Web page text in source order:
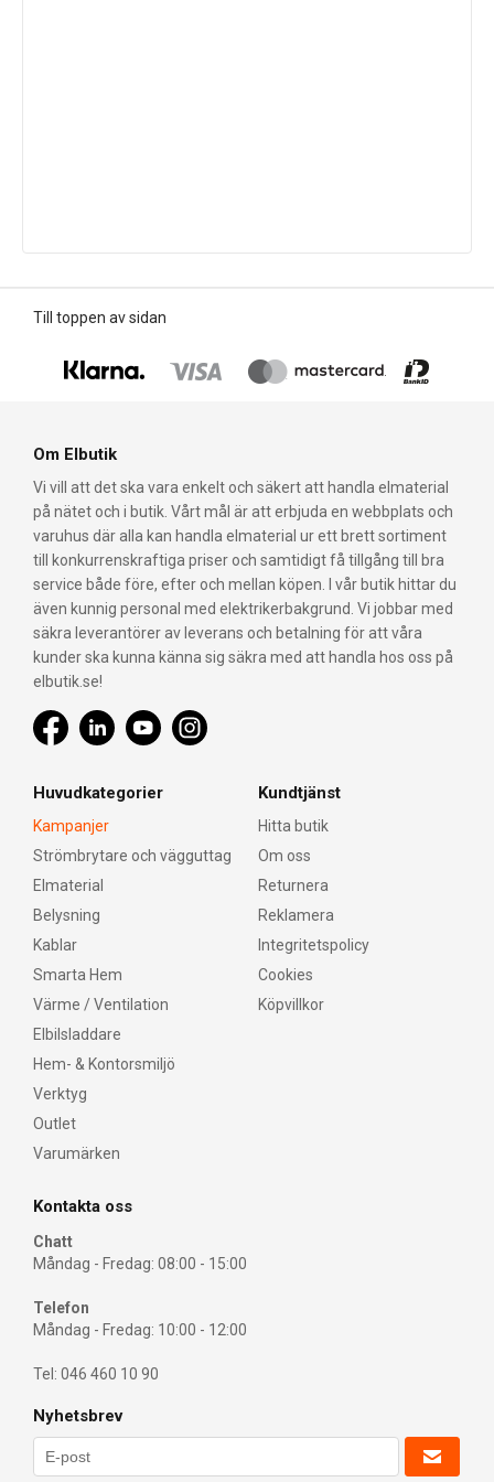
Till toppen av sidan
Om Elbutik
Vi vill att det ska vara enkelt och säkert att handla elmaterial
på nätet och i butik. Vårt mål är att erbjuda en webbplats och
varuhus där alla kan handla elmaterial ur ett brett sortiment
till konkurrenskraftiga priser och samtidigt få tillgång till bra
service både före, efter och mellan köpen. I vår butik hittar du
även kunnig personal med elektrikerbakgrund. Vi jobbar med
säkra leverantörer av leverans och betalning för att våra
kunder ska kunna känna sig säkra med att handla hos oss på
elbutik.se!
Huvudkategorier
Kampanjer
Strömbrytare och vägguttag
Elmaterial
Belysning
Kablar
Smarta Hem
Värme / Ventilation
Elbilsladdare
Hem- & Kontorsmiljö
Verktyg
Outlet
Varumärken
Kundtjänst
Hitta butik
Om oss
Returnera
Reklamera
Integritetspolicy
Cookies
Köpvillkor
Kontakta oss
Chatt
Måndag - Fredag: 08:00 - 15:00
Telefon
Måndag - Fredag: 10:00 - 12:00
Tel: 046 460 10 90
Nyhetsbrev